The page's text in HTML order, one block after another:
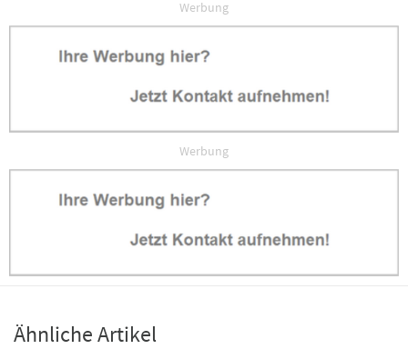
Werbung
Werbung
Ähnliche Artikel